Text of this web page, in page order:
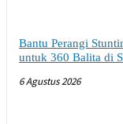
Bantu Perangi
untuk 360 Balita di
6 Agustus 2026